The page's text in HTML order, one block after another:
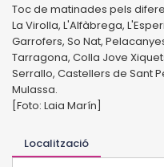
Toc de matinades pels
La Virolla, L'Alfàbrega,
Garrofers, So Nat,
Tarragona, Colla Jove
Serrallo, Castellers de Sant
Mulassa.
[Foto: Laia Marín]
Localització